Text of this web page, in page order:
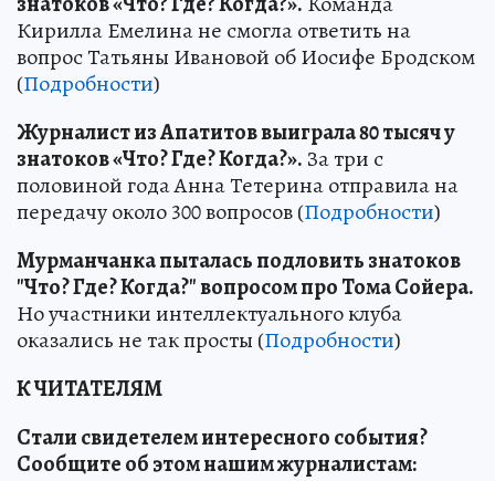
Кирилла Емелина не смогла ответить на
вопрос Татьяны Ивановой об Иосифе Бродском
(Подробности)
Журналист из Апатитов выиграла 80 тысяч у
знатоков «Что? Где? Когда?». За три с
половиной года Анна Тетерина отправила на
передачу около 300 вопросов (Подробности)
Мурманчанка пыталась подловить знатоков
"Что? Где? Когда?" вопросом про Тома Сойера.
Но участники интеллектуального клуба
оказались не так просты (Подробности)
К ЧИТАТЕЛЯМ
Стали свидетелем интересного события?
Сообщите об этом нашим журналистам: